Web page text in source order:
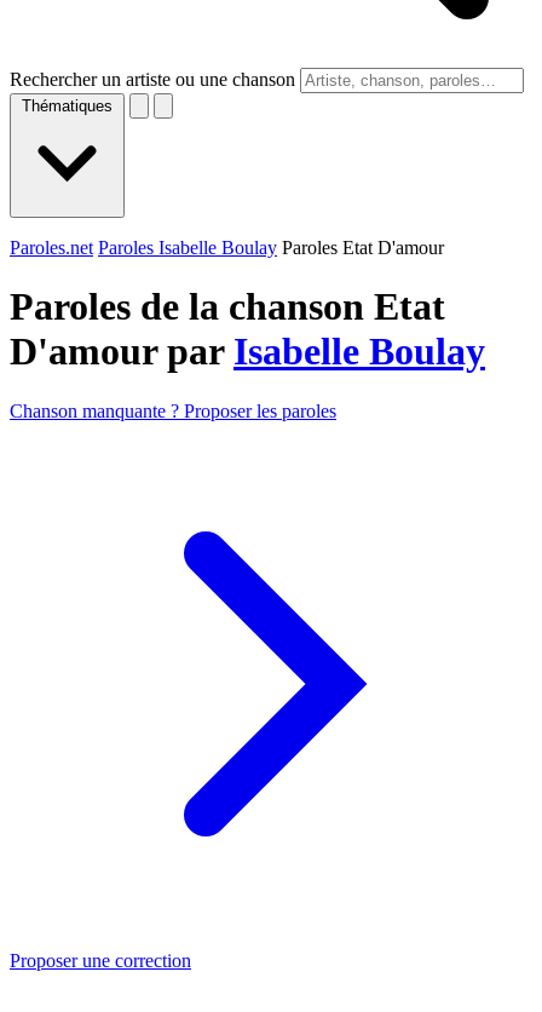
Rechercher un artiste ou une chanson
Thématiques
Paroles.net Paroles Isabelle Boulay Paroles Etat D'amour
Paroles de la chanson Etat
D'amour par Isabelle Boulay
Chanson manquante ? Proposer les paroles
Proposer une correction